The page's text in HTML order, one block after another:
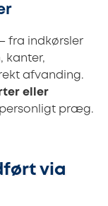
fra indkørsler
kanter,
afvanding.
eller
præg.
via